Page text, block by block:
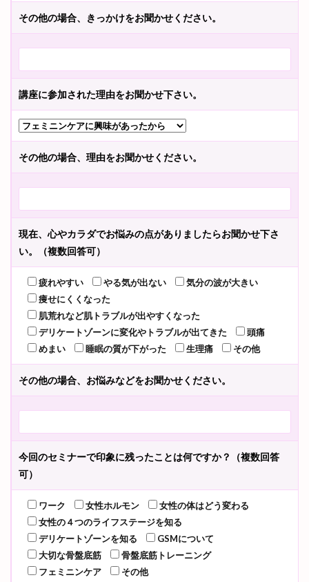
その他の場合、きっかけをお聞かせください。
講座に参加された理由をお聞かせ下さい。
その他の場合、理由をお聞かせください。
現在、心やカラダでお悩みの点がありましたらお聞かせ下さ
い。（複数回答可）
疲れやすい やる気が出ない
気分の波が大きい
痩せにくくなった
肌荒れなど肌トラブルが出やすくなった
デリケートゾーンに変化やトラブルが出てきた
頭痛
めまい
睡眠の質が下がった 生理痛 その他
その他の場合、お悩みなどをお聞かせください。
今回のセミナーで印象に残ったことは何ですか？（複数回答
可）
ワーク 女性ホルモン
女性の体はどう変わる
女性の４つのライフステージを知る
デリケートゾーンを知る
GSMについて
大切な骨盤底筋
骨盤底筋トレーニング
フェミニンケア
その他